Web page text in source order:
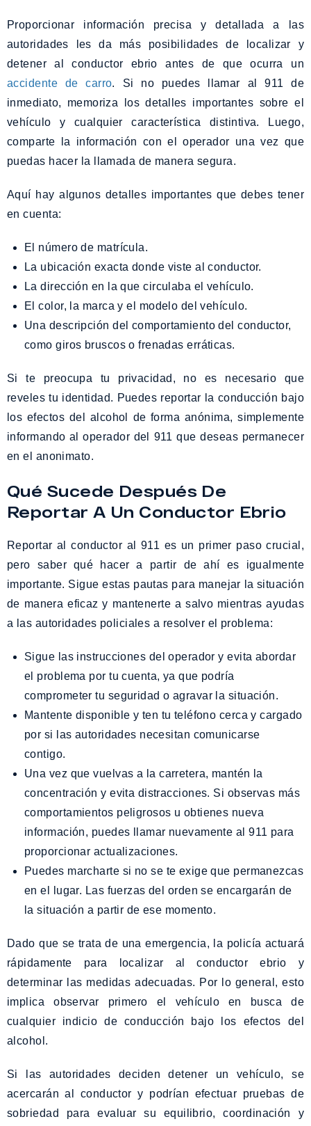
Proporcionar información precisa y detallada a las
autoridades les da más posibilidades de localizar y
detener al conductor ebrio antes de que ocurra un
accidente de carro. Si no puedes llamar al 911 de
inmediato, memoriza los detalles importantes sobre el
vehículo y cualquier característica distintiva. Luego,
comparte la información con el operador una vez que
puedas hacer la llamada de manera segura.
Aquí hay algunos detalles importantes que debes tener
en cuenta:
El número de matrícula.
La ubicación exacta donde viste al conductor.
La dirección en la que circulaba el vehículo.
El color, la marca y el modelo del vehículo.
Una descripción del comportamiento del conductor,
como giros bruscos o frenadas erráticas.
Si te preocupa tu privacidad, no es necesario que
reveles tu identidad. Puedes reportar la conducción bajo
los efectos del alcohol de forma anónima, simplemente
informando al operador del 911 que deseas permanecer
en el anonimato.
Qué Sucede Después De
Reportar A Un Conductor Ebrio
Reportar al conductor al 911 es un primer paso crucial,
pero saber qué hacer a partir de ahí es igualmente
importante. Sigue estas pautas para manejar la situación
de manera eficaz y mantenerte a salvo mientras ayudas
a las autoridades policiales a resolver el problema:
Sigue las instrucciones del operador y evita abordar
el problema por tu cuenta, ya que podría
comprometer tu seguridad o agravar la situación.
Mantente disponible y ten tu teléfono cerca y cargado
por si las autoridades necesitan comunicarse
contigo.
Una vez que vuelvas a la carretera, mantén la
concentración y evita distracciones. Si observas más
comportamientos peligrosos u obtienes nueva
información, puedes llamar nuevamente al 911 para
proporcionar actualizaciones.
Puedes marcharte si no se te exige que permanezcas
en el lugar. Las fuerzas del orden se encargarán de
la situación a partir de ese momento.
Dado que se trata de una emergencia, la policía actuará
rápidamente para localizar al conductor ebrio y
determinar las medidas adecuadas. Por lo general, esto
implica observar primero el vehículo en busca de
cualquier indicio de conducción bajo los efectos del
alcohol.
Si las autoridades deciden detener un vehículo, se
acercarán al conductor y podrían efectuar pruebas de
sobriedad para evaluar su equilibrio, coordinación y